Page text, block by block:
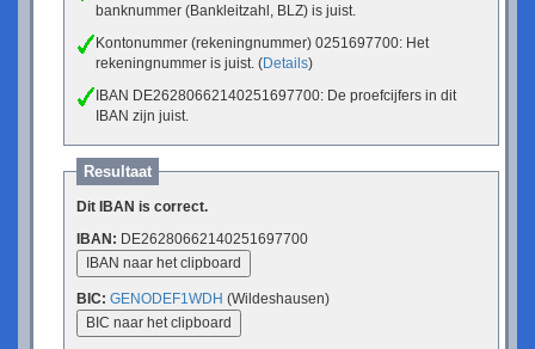
banknummer (Bankleitzahl, BLZ) is juist.
Kontonummer (rekeningnummer) 0251697700: Het
rekeningnummer is juist. (Details)
IBAN DE26280662140251697700: De proefcijfers in dit
IBAN zijn juist.
Resultaat
Dit IBAN is correct.
IBAN: DE26280662140251697700
IBAN naar het clipboard
BIC: GENODEF1WDH (Wildeshausen)
BIC naar het clipboard